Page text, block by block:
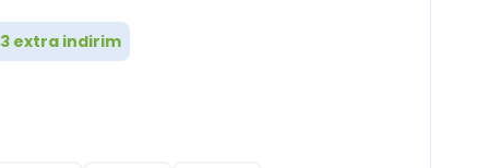
3extra indirim